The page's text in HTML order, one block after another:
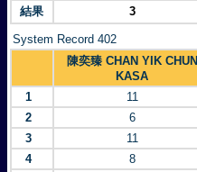
結果
3
System Record 402
陳奕臻 CHAN YIK CHUN
KASA
1 11
2
6
3
11
4
8